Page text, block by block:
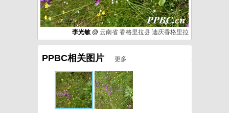
李光敏 @ 云南省 香格里拉县 迪庆香格里拉
PPBC相关图片 更多